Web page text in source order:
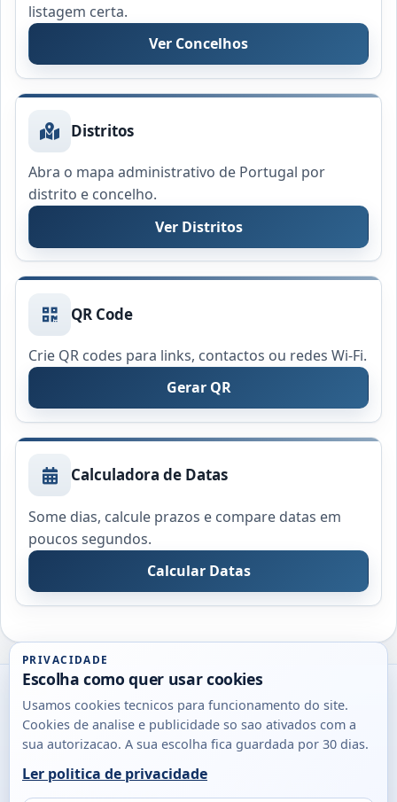
listagem certa.
Ver Concelhos
Distritos
Abra o mapa administrativo de Portugal por
distrito e concelho.
Ver Distritos
QR Code
Crie QR codes para links, contactos ou redes Wi-Fi.
Gerar QR
Calculadora de Datas
Some dias, calcule prazos e compare datas em
poucos segundos.
Calcular Datas
Utils
DB
Consultas
para
SobrePrivacidade
PRIVACIDADE
Escolha como quer usar cookies
Usamos cookies tecnicos para funcionamento do site.
Cookies de analise e publicidade so sao ativados com a
sua autorizacao. A sua escolha fica guardada por 30 dias.
Ler politica de privacidade